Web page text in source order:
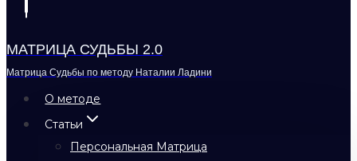
МАТРИЦА СУДЬБЫ 2.0
Матрица Судьбы по методу Наталии Ладини
О методе
Статьи
Персональная Матрица